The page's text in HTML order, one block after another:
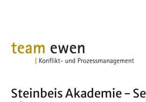
Projekte Steinbeis
Steinbeis Akademie -